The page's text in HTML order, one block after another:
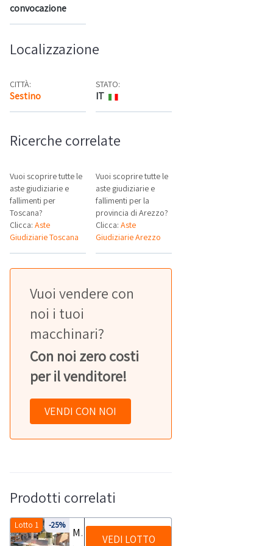
convocazione
Localizzazione
CITTÀ:
Sestino Mappa
STATO:
IT
Ricerche correlate
Vuoi scoprire tutte le
aste giudiziarie e
fallimenti per
Toscana?
Clicca: Aste
Giudiziarie Toscana
Vuoi scoprire tutte le
aste giudiziarie e
fallimenti per la
provincia di Arezzo?
Clicca:Aste
Giudiziarie Arezzo
Vuoi vendere con
noi i tuoi
macchinari?
Con noi zero costi
per il venditore!
VENDI CON NOI
Prodotti correlati
-25%
Lotto 1
Macchinari per falegnameria VEDI LOTTO